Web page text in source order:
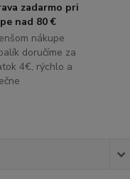
zadarmo pri
nad 80 €
nákupe
doručíme za
4€, rýchlo a